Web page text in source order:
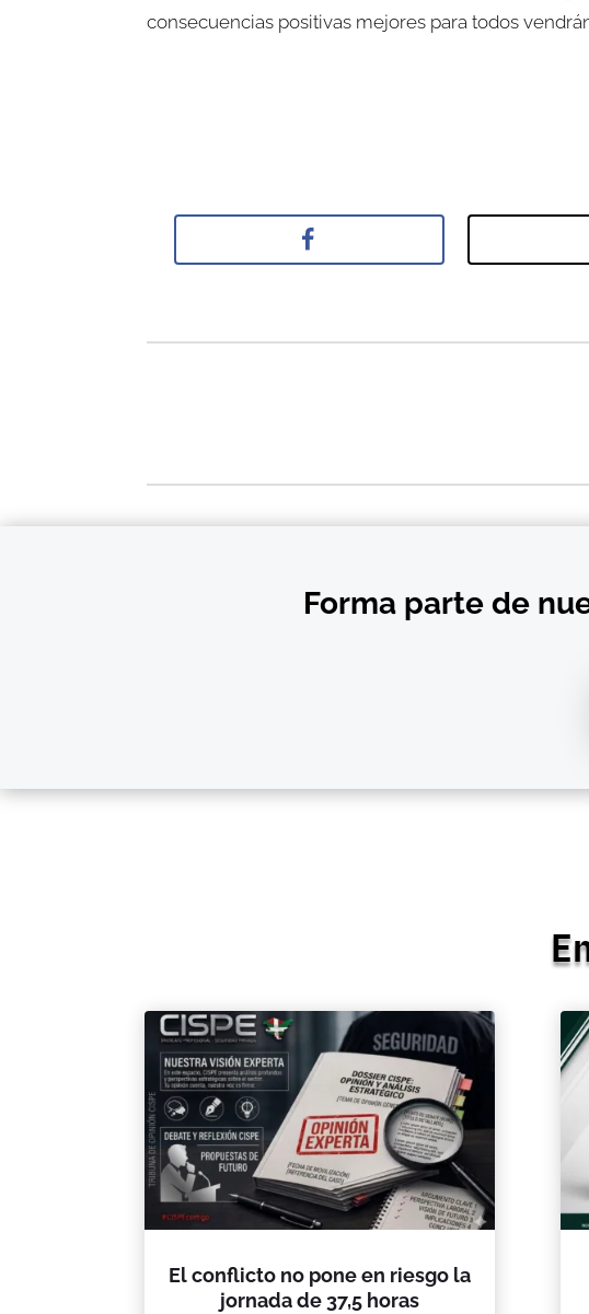
consecuencias positivas mejores para todos
Forma parte de
El conflicto no pone en riesgo la
jornada de 37,5 horas